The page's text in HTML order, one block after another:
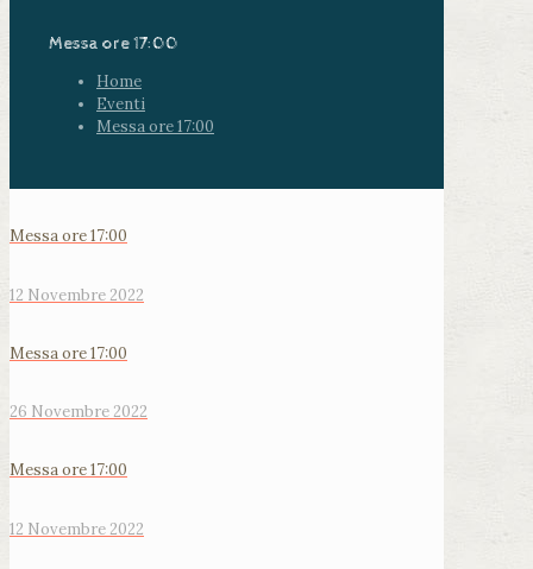
Messa ore 17:00
Home
Eventi
Messa ore 17:00
Messa ore 17:00
12 Novembre 2022
Messa ore 17:00
26 Novembre 2022
Messa ore 17:00
12 Novembre 2022